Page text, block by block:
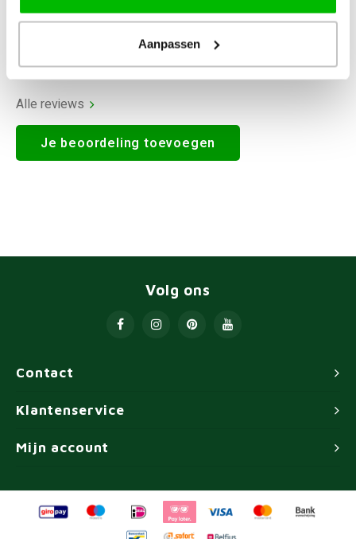
Aanpassen
Alle reviews
Je beoordeling toevoegen
Contact
Volg ons
Klantenservice
Mijn account